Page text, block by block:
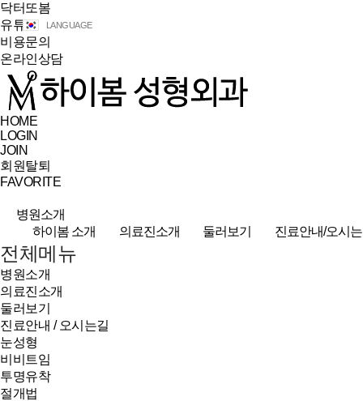
닥터또봄
유튜브
비용문의
온라인상담
LANGUAGE
HOME
LOGIN
JOIN
회원탈퇴
FAVORITE
병원소개
하이봄 소개
의료진소개 둘러보기 진료안내/오시
전체메뉴
병원소개
의료진소개
둘러보기
진료안내 / 오시는길
눈성형
비비트임
투명유착
절개법